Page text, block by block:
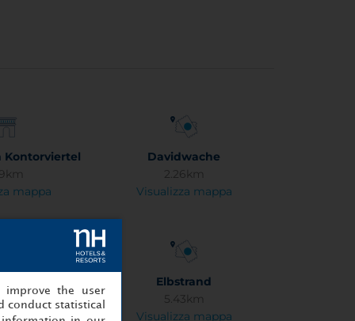
Kontorviertel
mappa
Davidwache
2.26km
Visualizza mappa
mappa
Elbstrand
5.43km
Visualizza mappa
the user
conduct statistical